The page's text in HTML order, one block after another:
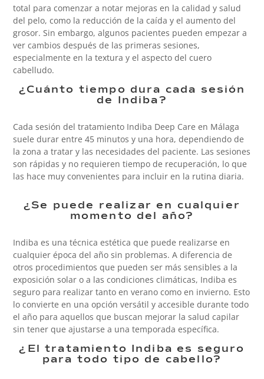
total para comenzar a notar mejoras en la calidad y salud
del pelo, como la reducción de la caída y el aumento del
grosor. Sin embargo, algunos pacientes pueden empezar a
ver cambios después de las primeras sesiones,
especialmente en la textura y el aspecto del cuero
cabelludo.
¿Cuánto tiempo dura cada sesión
de Indiba?
Cada sesión del tratamiento Indiba Deep Care en Málaga
suele durar entre 45 minutos y una hora, dependiendo de
la zona a tratar y las necesidades del paciente. Las sesiones
son rápidas y no requieren tiempo de recuperación, lo que
las hace muy convenientes para incluir en la rutina diaria.
¿Se puede realizar en cualquier
momento del año?
Indiba es una técnica estética que puede realizarse en
cualquier época del año sin problemas. A diferencia de
otros procedimientos que pueden ser más sensibles a la
exposición solar o a las condiciones climáticas, Indiba es
seguro para realizar tanto en verano como en invierno. Esto
lo convierte en una opción versátil y accesible durante todo
el año para aquellos que buscan mejorar la salud capilar
sin tener que ajustarse a una temporada específica.
¿El tratamiento Indiba es seguro
para todo tipo de cabello?